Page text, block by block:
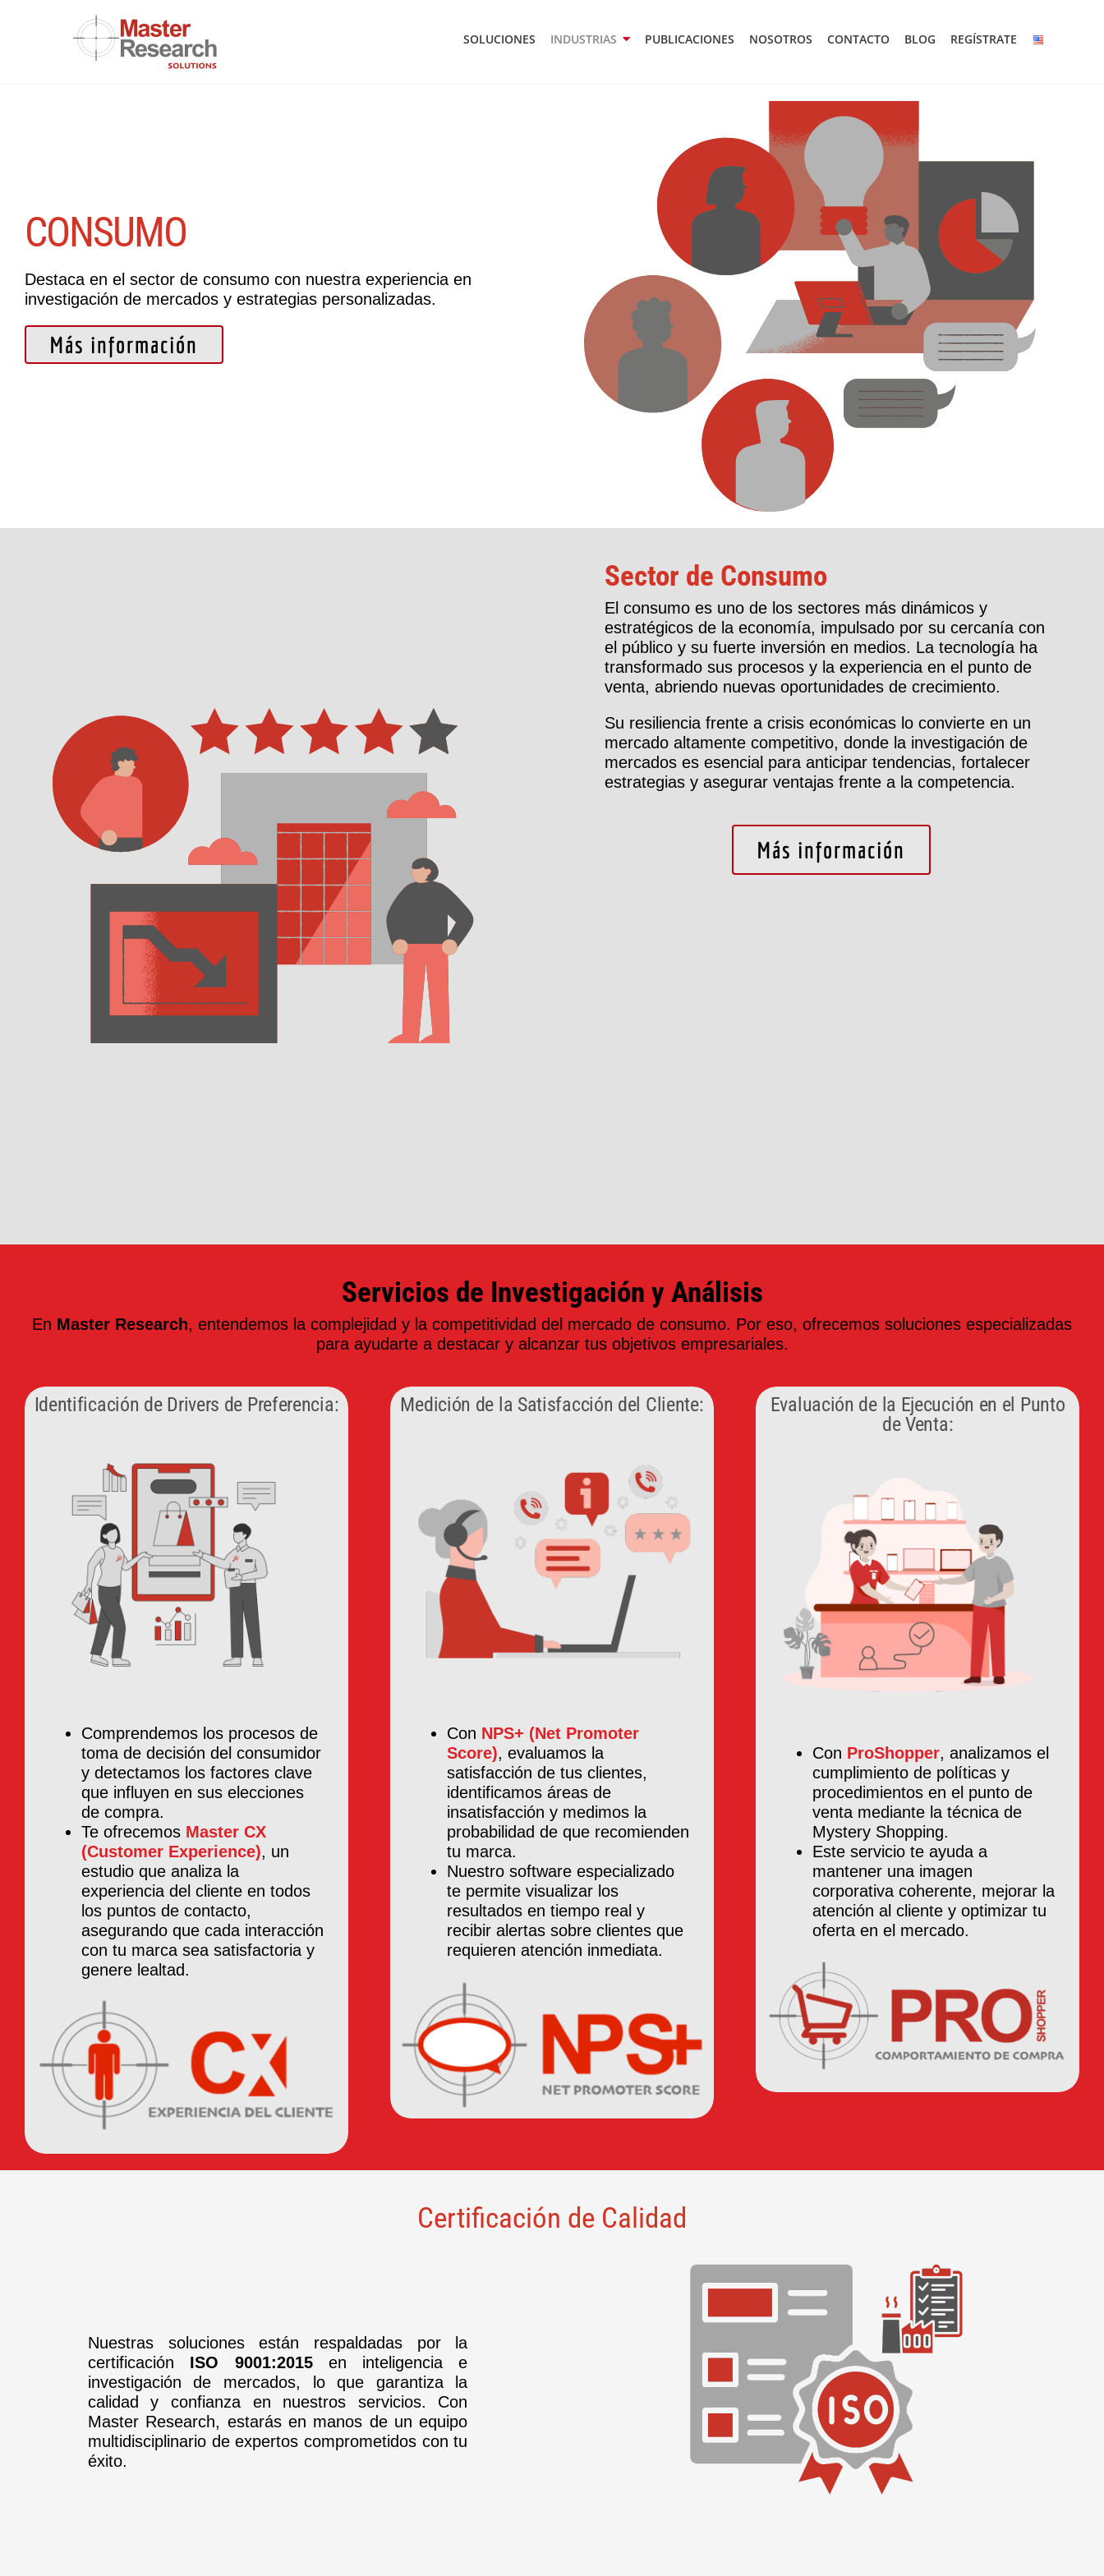
SOLUCIONES INDUSTRIAS PUBLICACIONES NOSOTROS CONTACTO BLOG REGÍSTRATE
CONSUMO
Destaca en el sector de consumo con nuestra experiencia en
investigación de mercados y estrategias personalizadas.
Más información
Sector de Consumo
El consumo es uno de los sectores más dinámicos y
estratégicos de la economía, impulsado por su cercanía con
el público y su fuerte inversión en medios. La tecnología ha
transformado sus procesos y la experiencia en el punto de
venta, abriendo nuevas oportunidades de crecimiento.
Su resiliencia frente a crisis económicas lo convierte en un
mercado altamente competitivo, donde la investigación de
mercados es esencial para anticipar tendencias, fortalecer
estrategias y asegurar ventajas frente a la competencia.
Más información
Servicios de Investigación y Análisis
En Master Research, entendemos la complejidad y la competitividad del mercado de consumo. Por eso, ofrecemos soluciones especializadas
para ayudarte a destacar y alcanzar tus objetivos empresariales.
Identificación de Drivers de Preferencia:
Comprendemos los procesos de
toma de decisión del consumidor
y detectamos los factores clave
que influyen en sus elecciones
de compra.
Te ofrecemos Master CX
(Customer Experience), un
estudio que analiza la
experiencia del cliente en todos
los puntos de contacto,
asegurando que cada interacción
con tu marca sea satisfactoria y
genere lealtad.
Medición de la Satisfacción del Cliente:
Con NPS+ (Net Promoter
Score), evaluamos la
satisfacción de tus clientes,
identificamos áreas de
insatisfacción y medimos la
probabilidad de que recomienden
tu marca.
Nuestro software especializado
te permite visualizar los
resultados en tiempo real y
recibir alertas sobre clientes que
requieren atención inmediata.
Evaluación de la Ejecución en el Punto
de Venta:
Con ProShopper, analizamos el
cumplimiento de políticas y
procedimientos en el punto de
venta mediante la técnica de
Mystery Shopping.
Este servicio te ayuda a
mantener una imagen
corporativa coherente, mejorar la
atención al cliente y optimizar tu
oferta en el mercado.
Certificación de Calidad
Nuestras soluciones están respaldadas por la
certificación ISO 9001:2015en inteligencia e
investigación de mercados, lo que garantiza la
calidad y confianza en nuestros servicios. Con
Master Research, estarás en manos de un equipo
multidisciplinario de expertos comprometidos con tu
éxito.